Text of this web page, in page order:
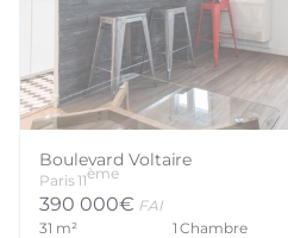
Boulevard Voltaire
Paris11ème
390 000€ FAI
31 m² 1 Chambre